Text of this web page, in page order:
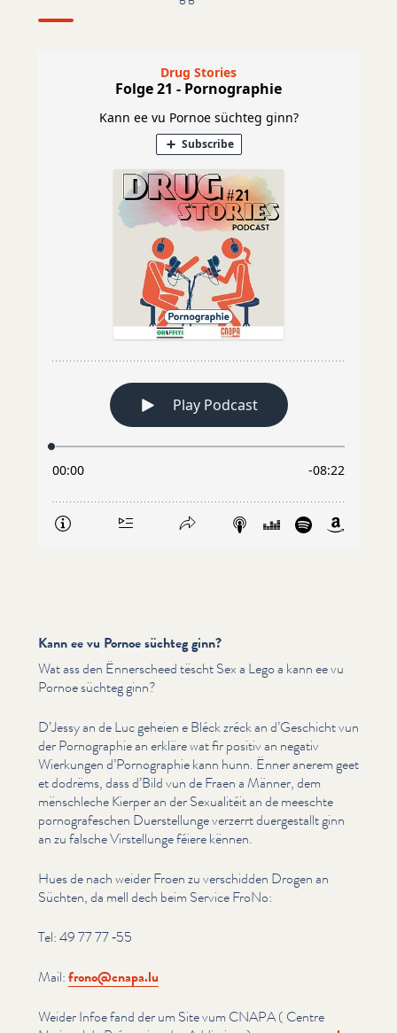
Kann ee vu Pornoe süchteg ginn?
Wat ass den Ënnerscheed tëscht Sex a Lego a kann ee vu
Pornoe süchteg ginn?
D’Jessy an de Luc geheien e Bléck zréck an d’Geschicht vun
der Pornogra­phie an erkläre wat fir positiv an negativ
Wierkungen d’Pornographie kann hunn. Ënner anerem geet
et dodrëms, dass d’Bild vun de Fraen a Männer, dem
mënschleche Kierper an der Sexualitéit an de meeschte
pornografeschen Duer­stel­lunge verzerrt duergestallt ginn
an zu falsche Virstel­lunge féiere kënnen.
Hues de nach weider Froen zu verschidden Drogen an
Süchten, da mell dech beim Service FroNo:
Tel: 49 77 77 ‑55
Mail:frono@​cnapa.​lu
Weider Infoe fand der um Site vum CNAPA ( Centre